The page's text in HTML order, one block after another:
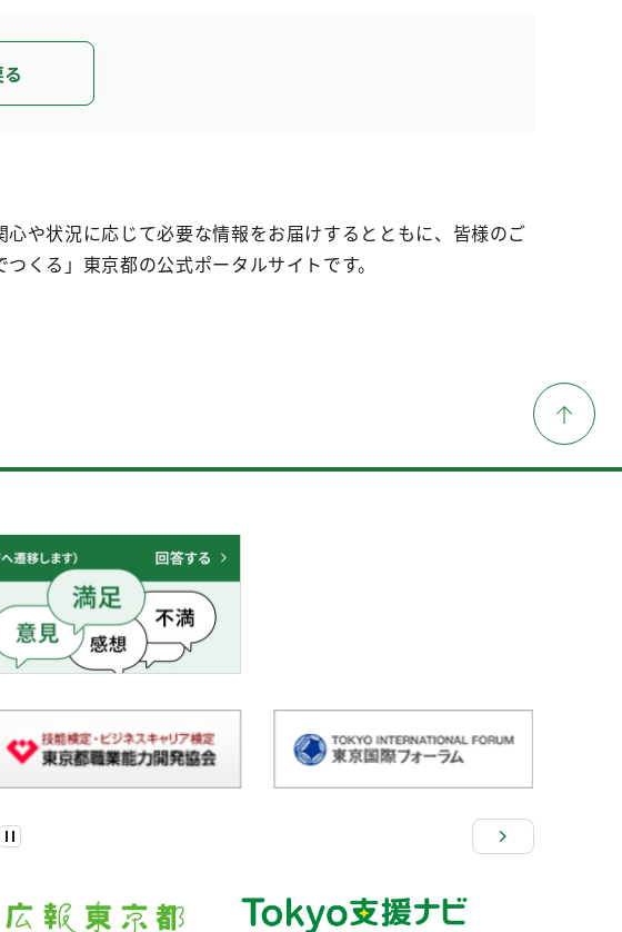
や状況に応じて必要な情報をお届けするとともに、皆様のご
くる」東京都の公式ポータルサイトです。